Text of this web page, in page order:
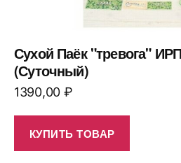
Сухой Паёк "тревога"
(Суточный)
1390,00 ₽
КУПИТЬ ТОВАР